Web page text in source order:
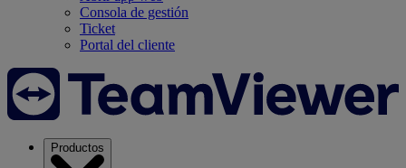
Consola de gestión
Ticket
Portal del cliente
Productos